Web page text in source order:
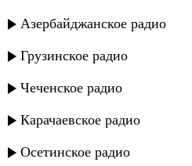
Азербайджанское радио
Грузинское радио
Чеченское радио
Карачаевское радио
Осетинское радио